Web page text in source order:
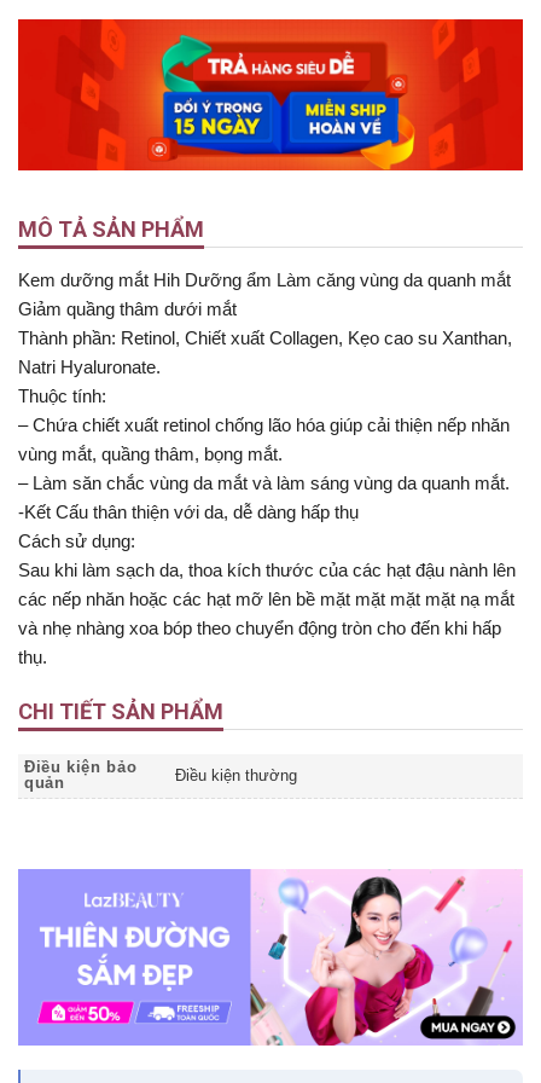
MÔ TẢ SẢN PHẨM
Kem dưỡng mắt Hih Dưỡng ẩm Làm căng vùng da quanh mắt
Giảm quầng thâm dưới mắt
Thành phần: Retinol, Chiết xuất Collagen, Kẹo cao su Xanthan,
Natri Hyaluronate.
Thuộc tính:
– Chứa chiết xuất retinol chống lão hóa giúp cải thiện nếp nhăn
vùng mắt, quầng thâm, bọng mắt.
– Làm săn chắc vùng da mắt và làm sáng vùng da quanh mắt.
-Kết Cấu thân thiện với da, dễ dàng hấp thụ
Cách sử dụng:
Sau khi làm sạch da, thoa kích thước của các hạt đậu nành lên
các nếp nhăn hoặc các hạt mỡ lên bề mặt mặt mặt mặt nạ mắt
và nhẹ nhàng xoa bóp theo chuyển động tròn cho đến khi hấp
thụ.
CHI TIẾT SẢN PHẨM
Điều kiện bảo
quản
Điều kiện thường